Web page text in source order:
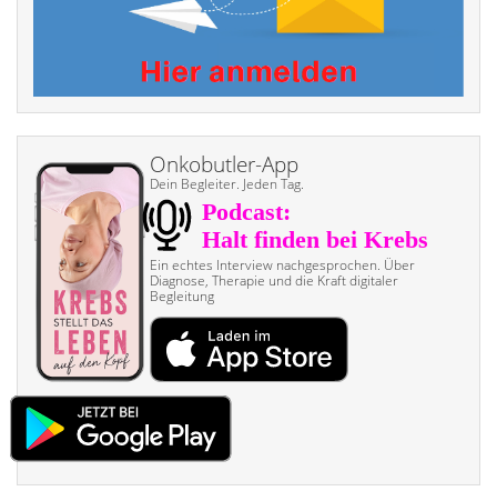
Onkobutler-App
Dein Begleiter. Jeden Tag.
Ein echtes Interview nach­gesprochen. Über
Diagnose, Therapie und die Kraft digitaler
Begleitung